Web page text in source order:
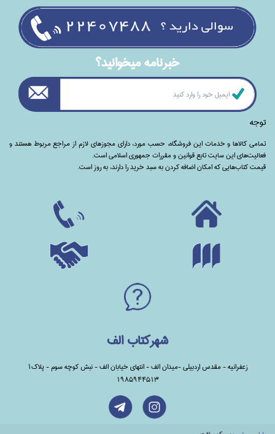
خبرنامه ميخوانيد؟
توجه
تمامی‌ کالاها و خدمات این فروشگاه، حسب مورد،‌ دارای مجوزهای لازم از مراجع مربوط هستند ‌و‌‌
فعالیت‌های این سایت تابع قوانین و مقررات جمهوری اسلامی است.
قیمت کتاب‌هایی که امکان اضافه کردن به سبد خرید را دارند،‌ به روز است.
شهرکتاب الف
زعفرانیه - مقدس اردبیلی -میدان الف - انتهای خیابان الف - نبش کوچه سوم - پلاک1
1985944513